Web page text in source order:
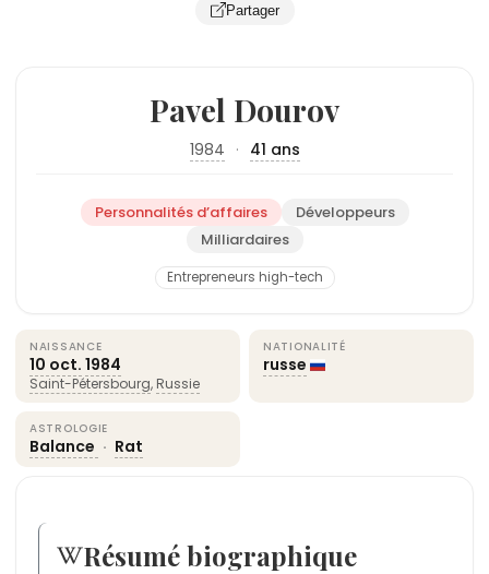
Partager
Pavel Dourov
1984 · 41 ans
Personnalités d’affaires
Développeurs
Milliardaires
Entrepreneurs high-tech
NAISSANCE
10 oct. 1984
Saint-Pétersbourg, Russie
NATIONALITÉ
russe
ASTROLOGIE
Balance · Rat
Résumé biographique